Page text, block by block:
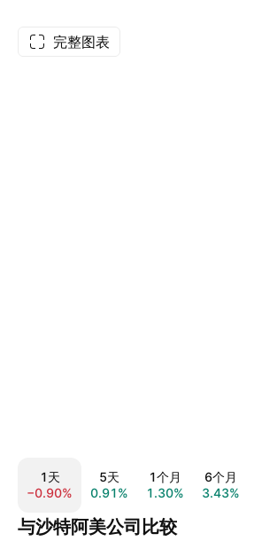
完整图表
1天
−0.90%
5天
0.91%
1个月
1.30%
6个月
3.43%
与沙特阿美公司比较